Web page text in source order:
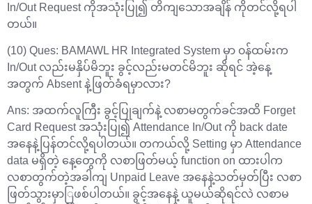
In/Out Request ကိုအသုံးပြု၍ တိကျသောအချိန် ကိုတင်လို့ရပါ
တယ်။
(10) Ques: BAMAWL HR Integrated System မှာ ၀န်ထမ်းက
In/Out လည်းမနှိပ်မိဘူး ခွင့်လည်းမတင်မိဘူး ဆိုရင် အဲ့နေ့
အတွက် Absent နဲ့ဖြတ်ခံရမှာလား?
Ans: အထက်လူကြီး ခွင့်ပြုချက်နဲ့ လစာမတွက်ခင်အထိ Forget
Card Request အသုံးပြု၍ Attendance In/Out ကို back date
အနေနဲ့ပြန်တင်လို့ရပါတယ်။ တကယ်လို့ Setting မှာ Attendance
data မရှိတဲ့ နေ့တွေကို လစာဖြတ်မယ့် function on ထားပါက
လစာတွက်တဲ့အခါကျ Unpaid Leave အနေနဲ့သတ်မှတ်ပြီး လစာ
ဖြတ်သွားမှာြဖစ်ပါတယ်။ ခွင့်အနေနဲ့ ယူမယ်ဆိုရင်လဲ လစာမ